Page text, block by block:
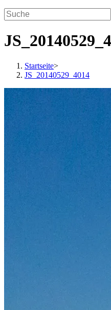
Startseite>
JS_20140529_4014